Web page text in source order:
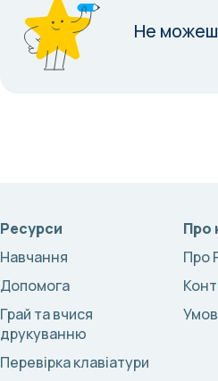
Не можеш
Ресурси
Навчання
Допомога
Грай та вчися
друкуванню
Перевірка клавіатури
Про
Про